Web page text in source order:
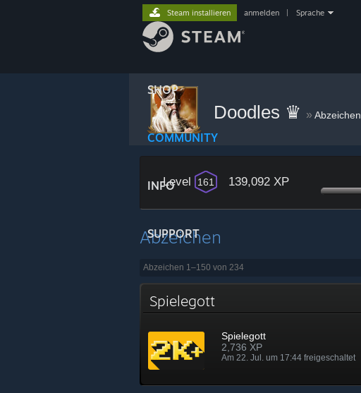
SHOP
COMMUNITY
INFO
SUPPORT
Steam installieren anmelden Sprache
Doodles ♛ » Abzeichen
Level 161 139,092 XP
Abzeichen
Abzeichen 1–150 von 234
Spielegott
Spielegott
2,736 XP
Am 22. Jul. um 17:44 freigeschaltet